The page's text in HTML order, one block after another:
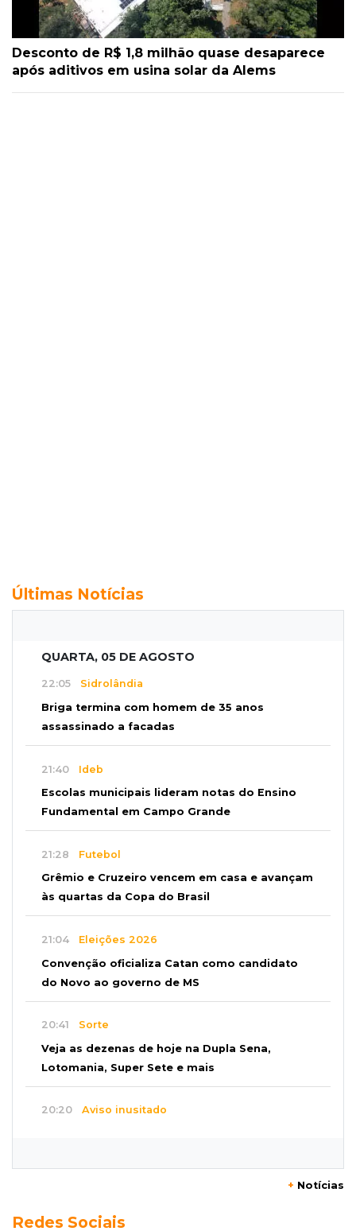
Desconto de R$ 1,8 milhão quase desaparece
após aditivos em usina solar da Alems
Últimas Notícias
QUARTA, 05 DE AGOSTO
22:05 Sidrolândia
Briga termina com homem de 35 anos
assassinado a facadas
21:40 Ideb
Escolas municipais lideram notas do Ensino
Fundamental em Campo Grande
21:28 Futebol
Grêmio e Cruzeiro vencem em casa e avançam
às quartas da Copa do Brasil
21:04 Eleições 2026
Convenção oficializa Catan como candidato
do Novo ao governo de MS
20:41 Sorte
Veja as dezenas de hoje na Dupla Sena,
Lotomania, Super Sete e mais
20:20 Aviso inusitado
Ex-PM deixa prisão para tratamento médico 5
+ Notícias
Redes Sociais